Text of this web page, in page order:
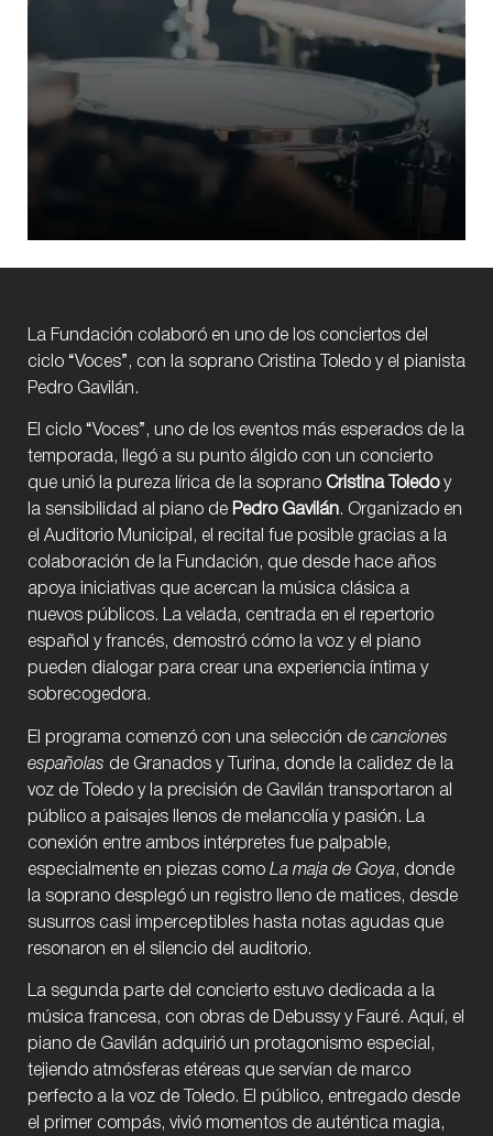
La Fundación colaboró en uno de los conciertos del
ciclo “Voces”, con la soprano Cristina Toledo y el pianista
Pedro Gavilán.
El ciclo “Voces”, uno de los eventos más esperados de la
temporada, llegó a su punto álgido con un concierto
que unió la pureza lírica de la soprano Cristina Toledoy
la sensibilidad al piano de Pedro Gavilán. Organizado en
el Auditorio Municipal, el recital fue posible gracias a la
colaboración de la Fundación, que desde hace años
apoya iniciativas que acercan la música clásica a
nuevos públicos. La velada, centrada en el repertorio
español y francés, demostró cómo la voz y el piano
pueden dialogar para crear una experiencia íntima y
sobrecogedora.
El programa comenzó con una selección de canciones
españolas de Granados y Turina, donde la calidez de la
voz de Toledo y la precisión de Gavilán transportaron al
público a paisajes llenos de melancolía y pasión. La
conexión entre ambos intérpretes fue palpable,
especialmente en piezas como La maja de Goya, donde
la soprano desplegó un registro lleno de matices, desde
susurros casi imperceptibles hasta notas agudas que
resonaron en el silencio del auditorio.
La segunda parte del concierto estuvo dedicada a la
música francesa, con obras de Debussy y Fauré. Aquí, el
piano de Gavilán adquirió un protagonismo especial,
tejiendo atmósferas etéreas que servían de marco
perfecto a la voz de Toledo. El público, entregado desde
el primer compás, vivió momentos de auténtica magia,